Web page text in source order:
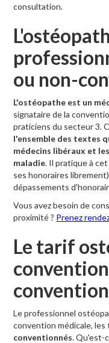
consultation.
ou non-
L'ostéopathe est un
signataire de la
praticiens du secteur 3.
l'ensemble des textes
médecins libéraux et
maladie. Il pratique à
ses honoraires
dépassements
Vous avez besoin de
proximité ? Prenez
Le tarif
Le professionnel
convention médicale, les
conventionnés. Qu'est-